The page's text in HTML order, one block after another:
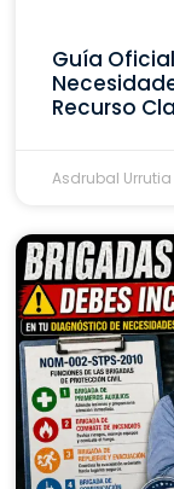
Guía
Recurso
Asdrubal Urrutia